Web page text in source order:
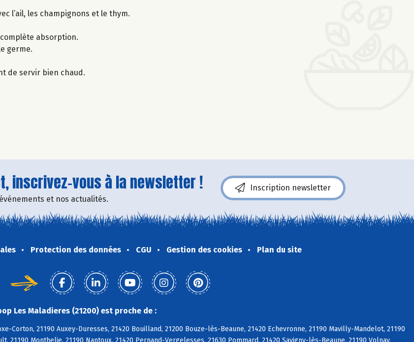
l’ail, les champignons et le thym.
absorption.
germe.
de servir bien chaud.
inscrivez-vous à la newsletter !
et nos actualités.
Inscription newsletter
Protection des données CGU Gestion des cookies Plan du site
Les Maladieres (21200) est proche de :
Corton, 21190 Auxey-Duresses, 21420 Bouilland, 21200 Bouze-lès-Beaune, 21420 Echevronne, 21190 Mavilly-Mandelot, 21190
21190 Monthelie, 21190 Nantoux, 21420 Pernand-Vergelesses, 21630 Pommard, 21420 Savigny-lès-Beaune, 21190 Volnay,